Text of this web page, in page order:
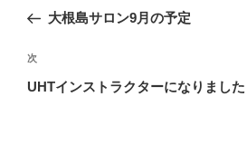
ナ
ビ
ゲ
の
稿
大根島サロン9月の予定
次
の
次
UHTインストラクターになりました